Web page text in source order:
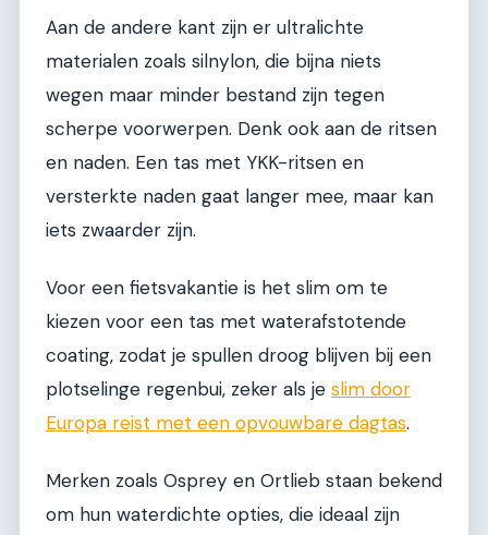
Aan de andere kant zijn er ultralichte
materialen zoals silnylon, die bijna niets
wegen maar minder bestand zijn tegen
scherpe voorwerpen. Denk ook aan de ritsen
en naden. Een tas met YKK-ritsen en
versterkte naden gaat langer mee, maar kan
iets zwaarder zijn.
Voor een fietsvakantie is het slim om te
kiezen voor een tas met waterafstotende
coating, zodat je spullen droog blijven bij een
plotselinge regenbui, zeker als je slim door
Europa reist met een opvouwbare dagtas.
Merken zoals Osprey en Ortlieb staan bekend
om hun waterdichte opties, die ideaal zijn